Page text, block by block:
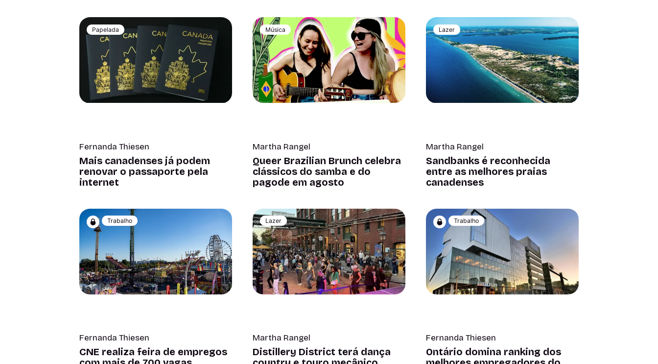
Papelada
Fernanda Thiesen
Mais canadenses já podem
renovar o passaporte pela
internet
Música
Martha Rangel
Queer Brazilian Brunch celebra
clássicos do samba e do
pagode em agosto
Lazer
Martha Rangel
Sandbanks é reconhecida
entre as melhores praias
canadenses
Trabalho
Fernanda Thiesen
CNE realiza feira de empregos
Lazer
Martha Rangel
Distillery District terá dança
Trabalho
Fernanda Thiesen
Ontário domina ranking dos